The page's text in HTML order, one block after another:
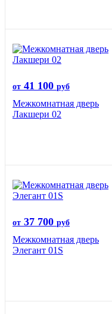
от 41 100 руб
Межкомнатная дверь
Лакшери 02
от 37 700 руб
Межкомнатная дверь
Элегант 01S